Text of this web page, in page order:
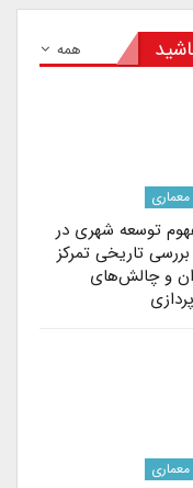
همه
توسعه شهری در
تاریخی تمرکز
و چالش‌های